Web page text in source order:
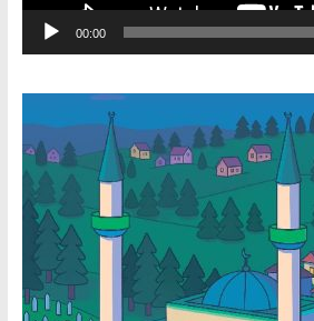
00:00